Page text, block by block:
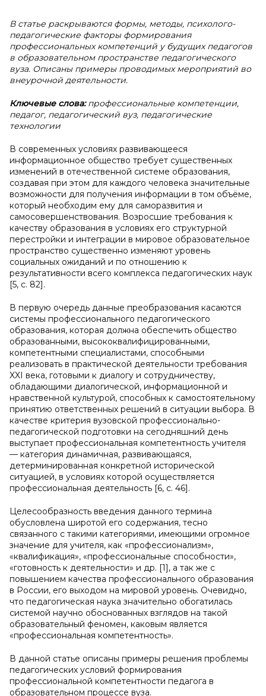
В статье раскрываются формы, методы, психолого-
педагогические факторы формирования
профессиональных компетенций у будущих педагогов
в образовательном пространстве педагогического
вуза. Описаны примеры проводимых мероприятий во
внеурочной деятельности.
Ключевые слова:профессиональные компетенции,
педагог, педагогический вуз, педагогические
технологии
В современных условиях развивающееся
информационное общество требует существенных
изменений в отечественной системе образования,
создавая при этом для каждого человека значительные
возможности для получения информации в том объёме,
который необходим ему для саморазвития и
самосовершенствования. Возросшие требования к
качеству образования в условиях его структурной
перестройки и интеграции в мировое образовательное
пространство существенно изменяют уровень
социальных ожиданий и по отношению к
результативности всего комплекса педагогических наук
[5, с. 82].
В первую очередь данные преобразования касаются
системы профессионального педагогического
образования, которая должна обеспечить общество
образованными, высококвалифицированными,
компетентными специалистами, способными
реализовать в практической деятельности требования
XXI века, готовыми к диалогу и сотрудничеству,
обладающими диалогической, информационной и
нравственной культурой, способных к самостоятельному
принятию ответственных решений в ситуации выбора. В
качестве критерия вузовской профессионально-
педагогической подготовки на сегодняшний день
выступает профессиональная компетентность учителя
— категория динамичная, развивающаяся,
детерминированная конкретной исторической
ситуацией, в условиях которой осуществляется
профессиональная деятельность [6, с. 46].
Целесообразность введения данного термина
обусловлена широтой его содержания, тесно
связанного с такими категориями, имеющими огромное
значение для учителя, как «профессионализм»,
«квалификация», «профессиональные способности»,
«готовность к деятельности» и др. [1], а так же с
повышением качества профессионального образования
в России, его выходом на мировой уровень. Очевидно,
что педагогическая наука значительно обогатилась
системой научно обоснованных взглядов на такой
образовательный феномен, каковым является
«профессиональная компетентность».
В данной статье описаны примеры решения проблемы
педагогических условий формирования
профессиональной компетентности педагога в
образовательном процессе вуза.